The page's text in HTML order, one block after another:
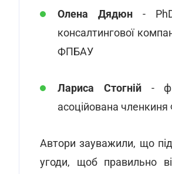
Олена Дядюн -
консалтингової
ФПБАУ
Лариса Стогній-
асоційована
Автори зауважили, що під
угоди, щоб правильно